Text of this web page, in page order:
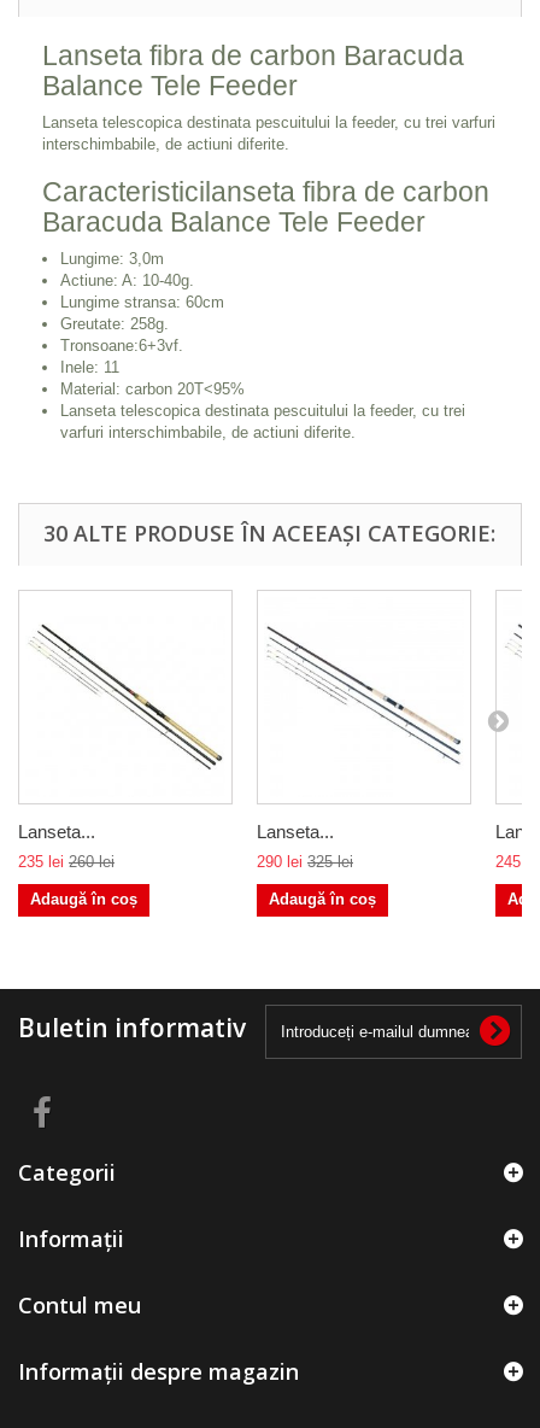
Lanseta fibra de carbon Baracuda
Balance Tele Feeder
Lanseta telescopica destinata pescuitului la feeder, cu trei varfuri
interschimbabile, de actiuni diferite.
Caracteristicilanseta fibra de carbon
Baracuda Balance Tele Feeder
Lungime: 3,0m
Actiune: A: 10-40g.
Lungime stransa: 60cm
Greutate: 258g.
Tronsoane:6+3vf.
Inele: 11
Material: carbon 20T<95%
Lanseta telescopica destinata pescuitului la feeder, cu trei
varfuri interschimbabile, de actiuni diferite.
30 ALTE PRODUSE ÎN ACEEAȘI CATEGORIE:
Lanseta...
235 lei 260 lei
Adaugă în coș
Lanseta...
290 lei 325 lei
Adaugă în coș
245 lei
Buletin informativ
Categorii
Informații
Contul meu
Informații despre magazin